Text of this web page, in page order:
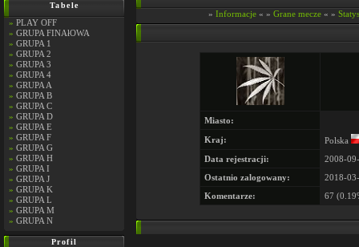
Tabele
» PLAY OFF
» GRUPA FINAłOWA
» GRUPA 1
» GRUPA 2
» GRUPA 3
» GRUPA 4
» GRUPA A
» GRUPA B
» GRUPA C
» GRUPA D
» GRUPA E
» GRUPA F
» GRUPA G
» GRUPA H
» GRUPA I
» GRUPA J
» GRUPA K
» GRUPA L
» GRUPA M
» GRUPA N
Profil
» Informacje « » Grane mecze « »
Miasto:
Kraj:
Polska
Data rejestracji:
2008-
Ostatnio zalogowany:
2018-
Komentarze:
67